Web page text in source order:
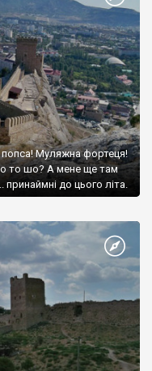
Муляжна фортеця!
то шо? А мене ще там
принаймні до цього літа.